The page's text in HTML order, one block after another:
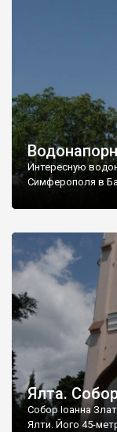
Интересную
Симферополя в
Ялта.
Собор Іоанна
Ялти. Його 45-